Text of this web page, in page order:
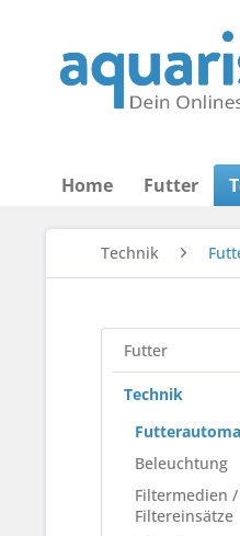
Home Futter
Technik
Futter
Technik
Beleuchtung
Filtermedien /
Filtereinsätze